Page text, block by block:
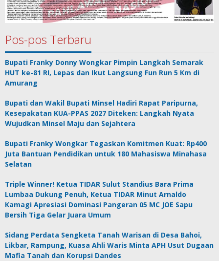
Pos-pos Terbaru
Bupati Franky Donny Wongkar Pimpin Langkah Semarak
HUT ke-81 RI, Lepas dan Ikut Langsung Fun Run 5 Km di
Amurang
Bupati dan Wakil Bupati Minsel Hadiri Rapat Paripurna,
Kesepakatan KUA-PPAS 2027 Diteken: Langkah Nyata
Wujudkan Minsel Maju dan Sejahtera
Bupati Franky Wongkar Tegaskan Komitmen Kuat: Rp400
Juta Bantuan Pendidikan untuk 180 Mahasiswa Minahasa
Selatan
Triple Winner! Ketua TIDAR Sulut Standius Bara Prima
Lumbaa Dukung Penuh, Ketua TIDAR Minut Arnaldo
Kamagi Apresiasi Dominasi Pangeran 05 MC JOE Sapu
Bersih Tiga Gelar Juara Umum
Sidang Perdata Sengketa Tanah Warisan di Desa Bahoi,
Likbar, Rampung, Kuasa Ahli Waris Minta APH Usut Dugaan
Mafia Tanah dan Korupsi Dandes